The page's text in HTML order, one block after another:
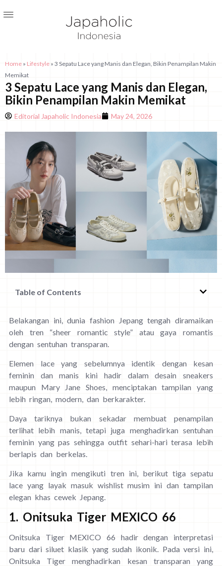
Home » Lifestyle » 3 Sepatu Lace yang Manis dan Elegan, Bikin Penampilan Makin
Memikat
3 Sepatu Lace yang Manis dan Elegan,
Bikin Penampilan Makin Memikat
Editorial Japaholic Indonesia May 24, 2026
Table of Contents
Belakangan ini, dunia fashion Jepang tengah diramaikan
oleh tren “sheer romantic style” atau gaya romantis
dengan sentuhan transparan.
Elemen lace yang sebelumnya identik dengan kesan
feminin dan manis kini hadir dalam desain sneakers
maupun Mary Jane Shoes, menciptakan tampilan yang
lebih ringan, modern, dan berkarakter.
Daya tariknya bukan sekadar membuat penampilan
terlihat lebih manis, tetapi juga menghadirkan sentuhan
feminin yang pas sehingga outfit sehari-hari terasa lebih
berlapis dan berkelas.
Jika kamu ingin mengikuti tren ini, berikut tiga sepatu
lace yang layak masuk wishlist musim ini dan tampilan
elegan khas cewek Jepang.
1. Onitsuka Tiger MEXICO 66
Onitsuka Tiger MEXICO 66 hadir dengan interpretasi
baru dari siluet klasik yang sudah ikonik. Pada versi ini,
Onitsuka Tiger menghadirkan kesan transparan yang